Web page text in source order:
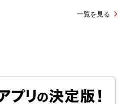
一覧を見る